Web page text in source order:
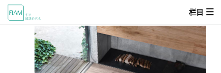
栏目
MOOD
 产品中心